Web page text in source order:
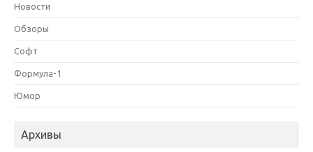
Новости
Обзоры
Софт
Формула-1
Юмор
Архивы